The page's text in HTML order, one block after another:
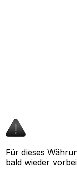
Für dieses
bald wieder